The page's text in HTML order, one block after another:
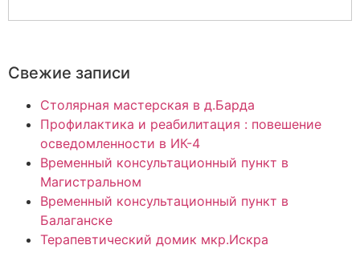
Свежие записи
Столярная мастерская в д.Барда
Профилактика и реабилитация : повешение
осведомленности в ИК-4
Временный консультационный пункт в
Магистральном
Временный консультационный пункт в
Балаганске
Терапевтический домик мкр.Искра